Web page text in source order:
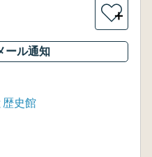
＋
ール通知
歴史館